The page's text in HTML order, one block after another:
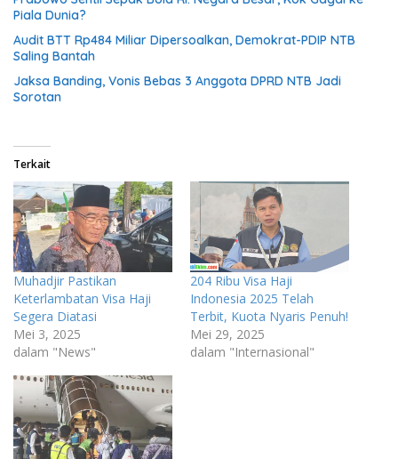
Piala Dunia?
Audit BTT Rp484 Miliar Dipersoalkan, Demokrat-PDIP NTB
Saling Bantah
Jaksa Banding, Vonis Bebas 3 Anggota DPRD NTB Jadi
Sorotan
Terkait
Muhadjir Pastikan
Keterlambatan Visa Haji
Segera Diatasi
Mei 3, 2025
dalam "News"
204 Ribu Visa Haji
Indonesia 2025 Telah
Terbit, Kuota Nyaris Penuh!
Mei 29, 2025
dalam "Internasional"